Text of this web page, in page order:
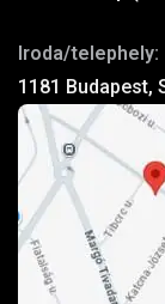
Iroda/telephely:
1181 Budapest,